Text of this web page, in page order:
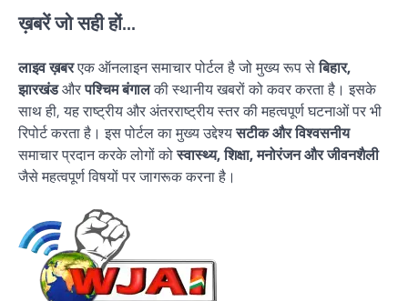
ख़बरें जो सही हों...
लाइव ख़बरएक ऑनलाइन समाचार पोर्टल है जो मुख्य रूप सेबिहार,
झारखंडऔरपश्चिम बंगालकी स्थानीय खबरों को कवर करता है। इसके
साथ ही, यह राष्ट्रीय और अंतरराष्ट्रीय स्तर की महत्वपूर्ण घटनाओं पर भी
रिपोर्ट करता है। इस पोर्टल का मुख्य उद्देश्यसटीक और विश्वसनीय
समाचार प्रदान करके लोगों कोस्वास्थ्य, शिक्षा, मनोरंजन और जीवनशैली
जैसे महत्वपूर्ण विषयों पर जागरूक करना है।